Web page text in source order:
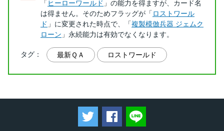
「 ヒーローワールド 」の能力を得ますが、カード名
は得ません。そのためフラッグが「 ロストワール
ド 」に変更された時点で、「複製模倣兵器 ジェムク
ローン 」永続能力は有効でなくなります。
タグ： 最新ＱＡ ロストワールド
ツイートするFacebookでシェアする